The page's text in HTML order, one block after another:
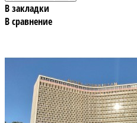
В закладки
В сравнение